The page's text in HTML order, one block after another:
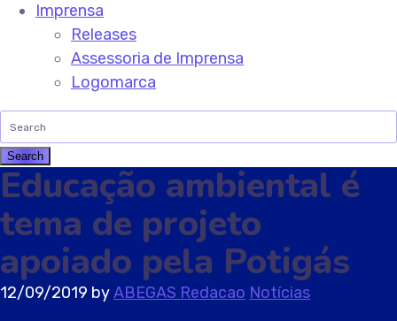
Imprensa
Releases
Assessoria de Imprensa
Logomarca
Educação ambiental é
tema de projeto
apoiado pela Potigás
12/09/2019 byABEGAS Redacao Notícias